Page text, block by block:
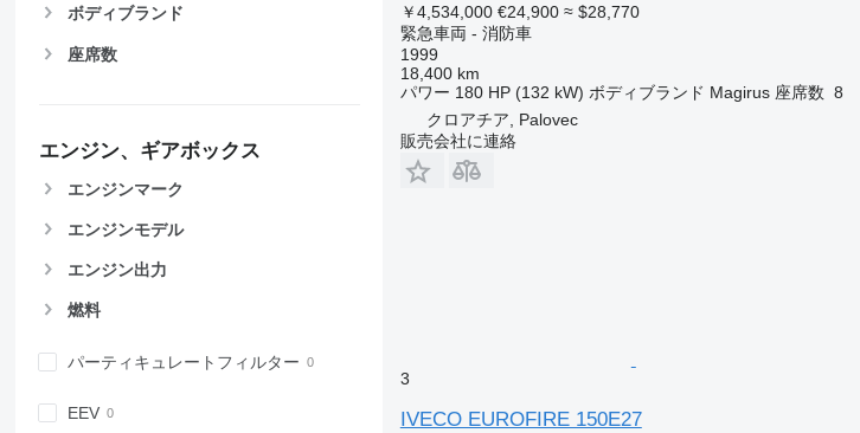
ボディブランド
座席数
エンジン、ギアボックス
エンジンマーク
エンジンモデル
エンジン出力
燃料
パーティキュレートフィルター
EEV
￥4,534,000 €24,900 ≈ $28,770
緊急車両 - 消防車
1999
18,400 km
パワー 180 HP (132 kW) ボディブランド Magirus 座席数 8
クロアチア, Palovec
販売会社に連絡
3
IVECO EUROFIRE 150E27